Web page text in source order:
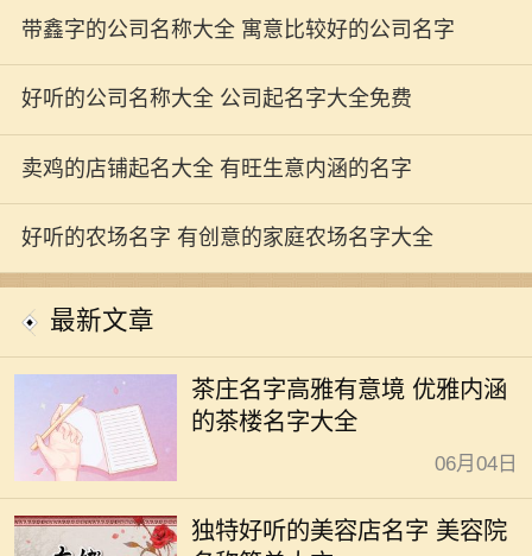
带鑫字的公司名称大全 寓意比较好的公司名字
好听的公司名称大全 公司起名字大全免费
卖鸡的店铺起名大全 有旺生意内涵的名字
好听的农场名字 有创意的家庭农场名字大全
最新文章
茶庄名字高雅有意境 优雅内涵
的茶楼名字大全
06月04日
独特好听的美容店名字 美容院